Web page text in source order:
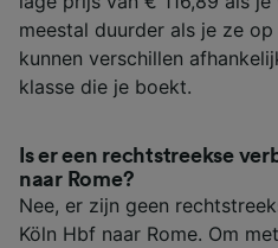
meestal duurder als je ze
kunnen verschillen
klasse die je boekt.
Is er een rechtstreekse
naar Rome?
Nee, er zijn geen
Köln Hbf naar Rome. Om